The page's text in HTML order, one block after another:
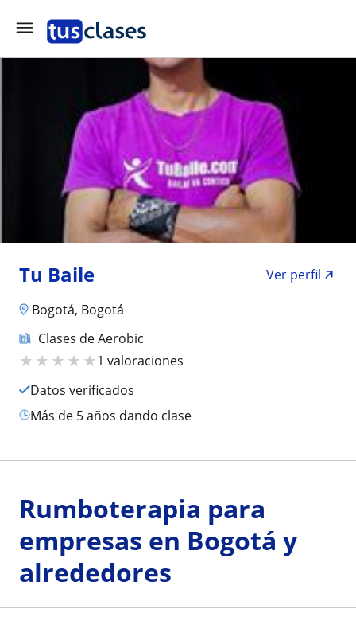
Tu Baile
Ver perfil
Bogotá, Bogotá
Clases de Aerobic
★ ★ ★ ★ ★1 valoraciones
Datos verificados
más de 5 años dando clase
Rumboterapia para
empresas en Bogotá y
alrededores